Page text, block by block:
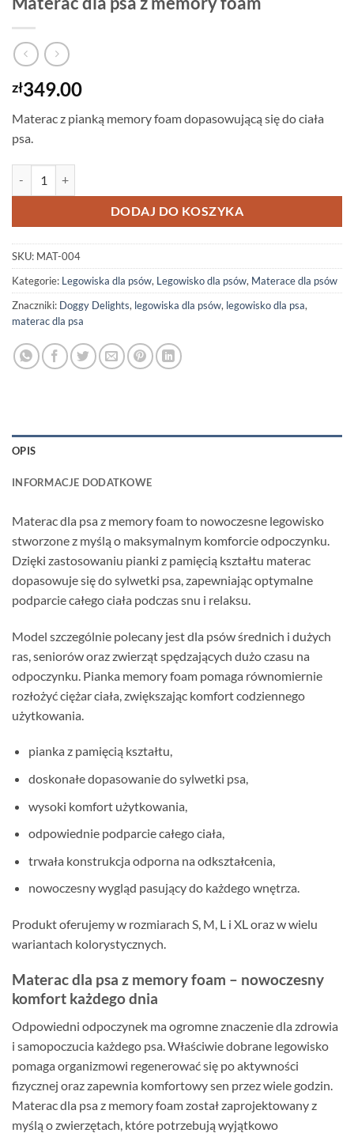
zł349.00
Materac z pianką memory foam dopasowującą się do ciała
psa.
DODAJ DO KOSZYKA
SKU: MAT-004
Kategorie: Legowiska dla psów, Legowisko dla psów, Materace dla psów
Znaczniki: Doggy Delights, legowiska dla psów, legowisko dla psa,
materac dla psa
OPIS
INFORMACJE DODATKOWE
Materac dla psa z memory foam to nowoczesne legowisko
stworzone z myślą o maksymalnym komforcie odpoczynku.
Dzięki zastosowaniu pianki z pamięcią kształtu materac
dopasowuje się do sylwetki psa, zapewniając optymalne
podparcie całego ciała podczas snu i relaksu.
Model szczególnie polecany jest dla psów średnich i dużych
ras, seniorów oraz zwierząt spędzających dużo czasu na
odpoczynku. Pianka memory foam pomaga równomiernie
rozłożyć ciężar ciała, zwiększając komfort codziennego
użytkowania.
pianka z pamięcią kształtu,
doskonałe dopasowanie do sylwetki psa,
wysoki komfort użytkowania,
odpowiednie podparcie całego ciała,
trwała konstrukcja odporna na odkształcenia,
nowoczesny wygląd pasujący do każdego wnętrza.
Produkt oferujemy w rozmiarach S, M, L i XL oraz w wielu
wariantach kolorystycznych.
Materac dla psa z memory foam – nowoczesny
komfort każdego dnia
Odpowiedni odpoczynek ma ogromne znaczenie dla zdrowia
i samopoczucia każdego psa. Właściwie dobrane legowisko
pomaga organizmowi regenerować się po aktywności
fizycznej oraz zapewnia komfortowy sen przez wiele godzin.
Materac dla psa z memory foam został zaprojektowany z
myślą o zwierzętach, które potrzebują wyjątkowo